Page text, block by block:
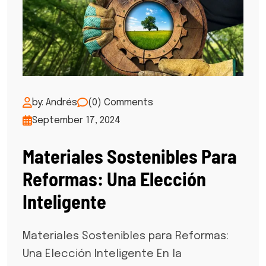
by: Andrés
(0) Comments
September 17, 2024
Materiales Sostenibles Para
Reformas: Una Elección
Inteligente
Materiales Sostenibles para Reformas:
Una Elección Inteligente En la